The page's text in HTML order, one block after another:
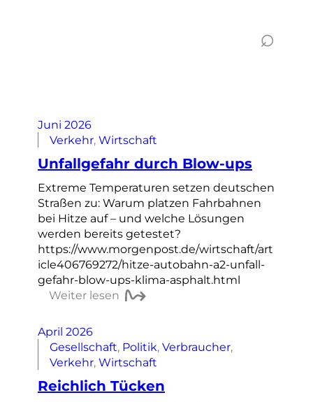
⌕
Juni 2026
Verkehr, Wirtschaft
Unfallgefahr durch Blow-ups
Extreme Temperaturen setzen deutschen
Straßen zu: Warum platzen Fahrbahnen
bei Hitze auf – und welche Lösungen
werden bereits getestet?
https://www.morgenpost.de/wirtschaft/art
icle406769272/hitze-autobahn-a2-unfall-
gefahr-blow-ups-klima-asphalt.html
Weiter lesen
April 2026
Gesellschaft, Politik, Verbraucher
Verkehr, Wirtschaft
Reichlich Tücken